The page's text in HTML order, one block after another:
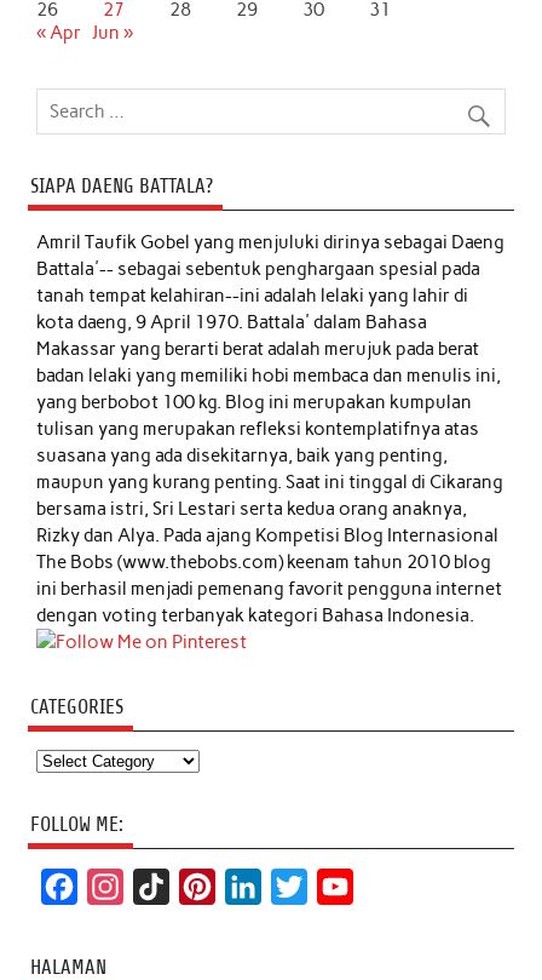
26 27 28 29 30
31
« Apr Jun »
SIAPA DAENG BATTALA?
Amril Taufik Gobelyang menjuluki dirinya sebagai Daeng
Battala'-- sebagai sebentuk penghargaan spesial pada
tanah tempat kelahiran--ini adalah lelaki yang lahir di
kota daeng, 9 April 1970. Battala' dalam Bahasa
Makassar yang berarti berat adalah merujuk pada berat
badan lelaki yang memiliki hobi membaca dan menulis ini,
yang berbobot 100 kg. Blog ini merupakan kumpulan
tulisan yang merupakan refleksi kontemplatifnya atas
suasana yang ada disekitarnya, baik yang penting,
maupun yang kurang penting. Saat ini tinggal di Cikarang
bersama istri, Sri Lestari serta kedua orang anaknya,
Rizky dan Alya. Pada ajang Kompetisi Blog Internasional
The Bobs (www.thebobs.com) keenam tahun 2010 blog
ini berhasil menjadi pemenang favorit pengguna internet
dengan voting terbanyak kategori Bahasa Indonesia.
CATEGORIES
Categories
FOLLOW ME:
c
HALAMAN